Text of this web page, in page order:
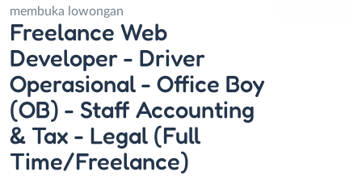
membuka lowongan
Freelance Web
Developer - Driver
Operasional - Office Boy
(OB) - Staff Accounting
& Tax - Legal (Full
Time/Freelance)